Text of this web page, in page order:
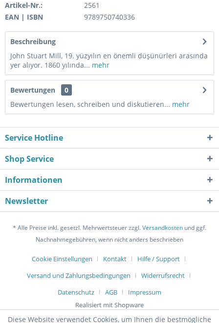
Artikel-Nr.:
2561
EAN | ISBN
9789750740336
Beschreibung
John Stuart Mill, 19. yüzyılın en önemli düşünürleri arasında
yer alıyor. 1860 yılında... mehr
Bewertungen
0
Bewertungen lesen, schreiben und diskutieren... mehr
Service Hotline
Shop Service
Informationen
Newsletter
* Alle Preise inkl. gesetzl. Mehrwertsteuer zzgl.Versandkosten und ggf.
Nachnahmegebühren, wenn nicht anders beschrieben
Cookie Einstellungen Kontakt
Hilfe / Support
Versand und Zahlungsbedingungen
Widerrufsrecht
Datenschutz
AGB
Impressum
Realisiert mit Shopware
Diese Website verwendet Cookies, um Ihnen die bestmögliche